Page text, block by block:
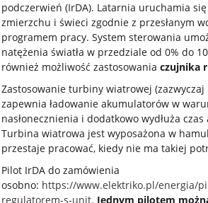
podczerwień (IrDA). Latarnia uruchamia
zmierzchu i świeci zgodnie z przesłanym
programem pracy. System sterowania
natężenia światła w przedziale od 0% do
również możliwość zastosowaniaczujnika
Zastosowanie turbiny wiatrowej
zapewnia ładowanie akumulatorów w
nasłonecznienia i dodatkowo wydłuża
Turbina wiatrowa jest wyposażona w
przestaje pracować, kiedy nie ma takiej
Pilot IrDA do zamówienia
osobno: https://www.elektriko.pl/energia/
regulatorem-s-unit. Jednym pilotem